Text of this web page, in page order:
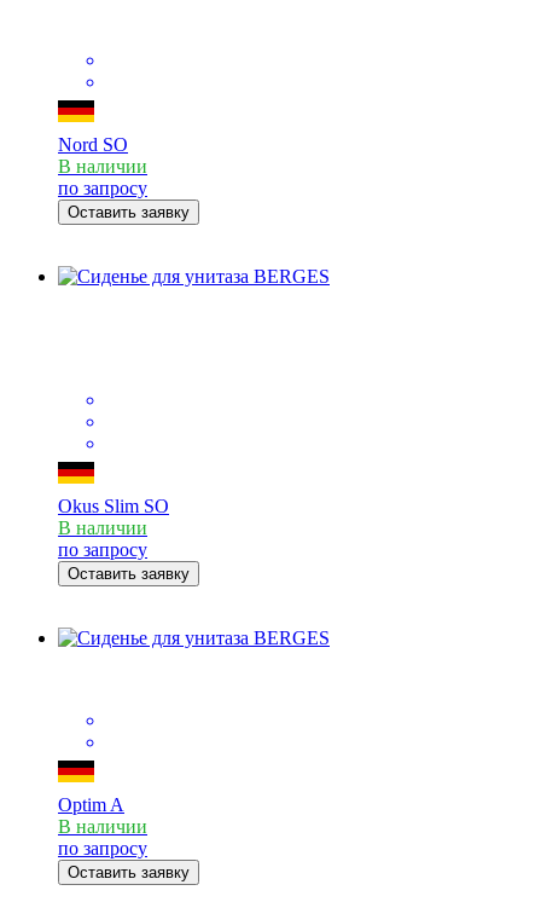
Nord SO
В наличии
по запросу
Оставить заявку
Okus Slim SO
В наличии
по запросу
Оставить заявку
Optim A
В наличии
по запросу
Оставить заявку